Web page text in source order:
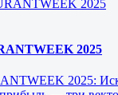
2025
2025: